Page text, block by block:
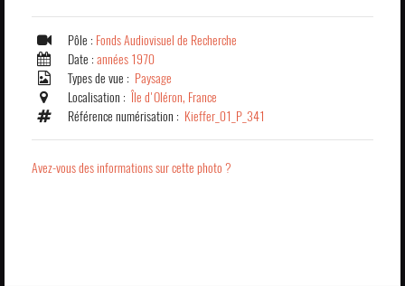
Pôle : Fonds Audiovisuel de Recherche
Date : années 1970
Types de vue : Paysage
Localisation : Île d'Oléron, France
Référence numérisation : Kieffer_01_P_341
Avez-vous des informations sur cette photo ?